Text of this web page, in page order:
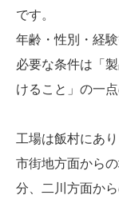
です。
年齢・性別・経
必要な条件は「
けること」の一点
工場は飯村にあり
市街地方面から
分、二川方面か